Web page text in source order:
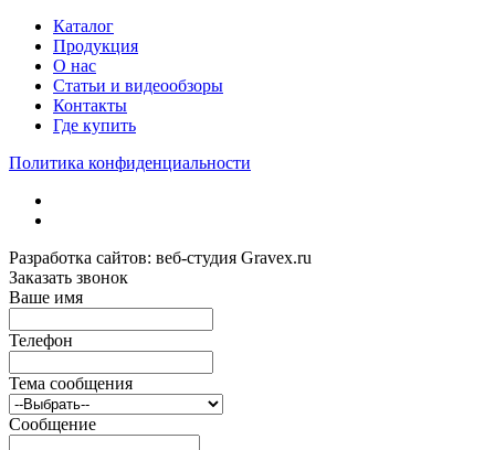
Каталог
Продукция
О нас
Статьи и видеообзоры
Контакты
Где купить
Политика конфиденциальности
Разработка сайтов: веб-студия Gravex.ru
Заказать звонок
Ваше имя
Телефон
Тема сообщения
Сообщение